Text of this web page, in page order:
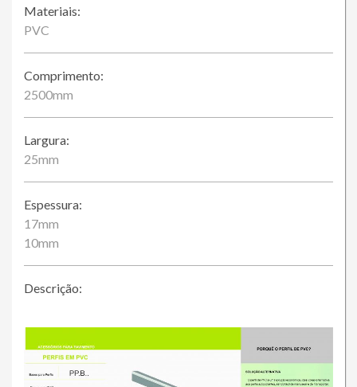
Materiais:
PVC
Comprimento:
2500mm
Largura:
25mm
Espessura:
17mm
10mm
Descrição: